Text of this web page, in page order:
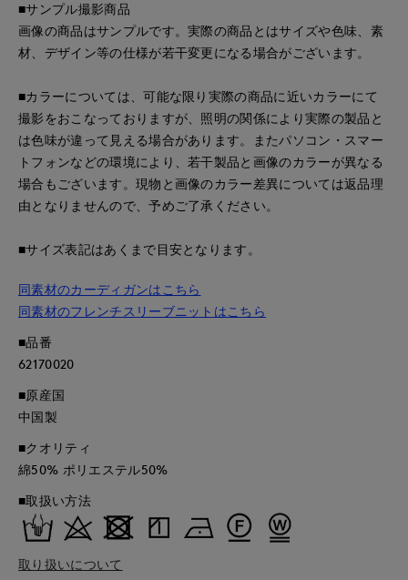
■サンプル撮影商品
画像の商品はサンプルです。実際の商品とはサイズや色味、素
材、デザイン等の仕様が若干変更になる場合がございます。
■カラーについては、可能な限り実際の商品に近いカラーにて
撮影をおこなっておりますが、照明の関係により実際の製品と
は色味が違って見える場合があります。またパソコン・スマー
トフォンなどの環境により、若干製品と画像のカラーが異なる
場合もございます。現物と画像のカラー差異については返品理
由となりませんので、予めご了承ください。
■サイズ表記はあくまで目安となります。
同素材のカーディガンはこちら
同素材のフレンチスリーブニットはこちら
■品番
62170020
■原産国
中国製
■クオリティ
綿50% ポリエステル50%
■取扱い方法
取り扱いについて